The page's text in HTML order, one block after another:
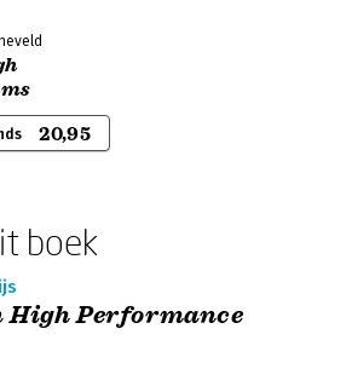
20,95
boek
High Performance